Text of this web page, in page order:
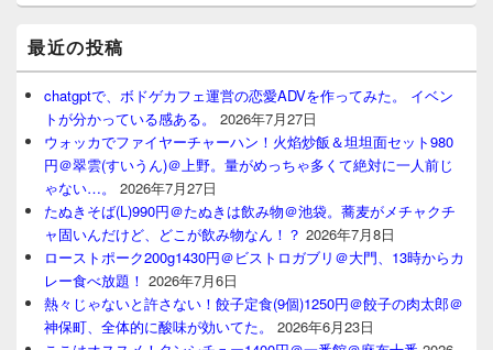
最近の投稿
chatgptで、ボドゲカフェ運営の恋愛ADVを作ってみた。 イベン
トが分かっている感ある。
2026年7月27日
ウォッカでファイヤーチャーハン！火焰炒飯＆坦坦面セット980
円＠翠雲(すいうん)＠上野。量がめっちゃ多くて絶対に一人前じ
ゃない…。
2026年7月27日
たぬきそば(L)990円＠たぬきは飲み物＠池袋。蕎麦がメチャクチ
ャ固いんだけど、どこが飲み物なん！？ 2026年7月8日
ローストポーク200g1430円＠ビストロガブリ＠大門、13時からカ
レー食べ放題！ 2026年7月6日
熱々じゃないと許さない！餃子定食(9個)1250円＠餃子の肉太郎＠
神保町、全体的に酸味が効いてた。
2026年6月23日